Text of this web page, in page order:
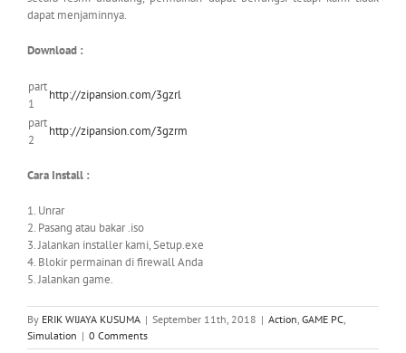
dapat menjaminnya.
Download :
part
1
http://zipansion.com/3gzrl
part
2
http://zipansion.com/3gzrm
Cara Install :
1. Unrar
2. Pasang atau bakar .iso
3. Jalankan installer kami, Setup.exe
4. Blokir permainan di firewall Anda
5. Jalankan game.
By ERIK WIJAYA KUSUMA | September 11th, 2018 | Action, GAME PC,
Simulation | 0 Comments